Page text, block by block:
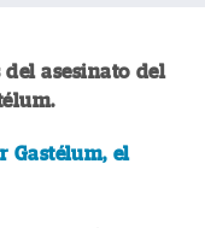
asesinato del
Gastélum, el